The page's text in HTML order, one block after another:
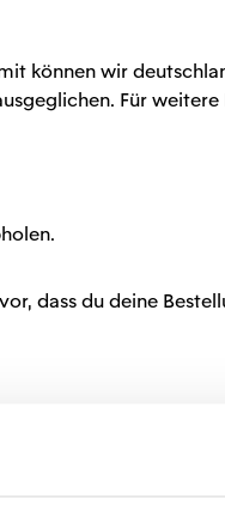
können wir
Für
dass du deine